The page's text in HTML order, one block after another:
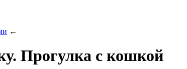
←
Прогулка с кошкой